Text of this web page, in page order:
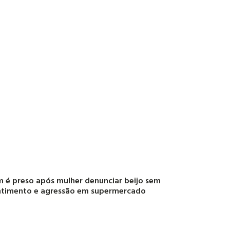
é preso após mulher denunciar beijo sem
e agressão em supermercado